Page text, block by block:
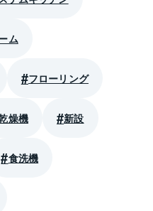
ム
フローリング
燥機 新設
食洗機